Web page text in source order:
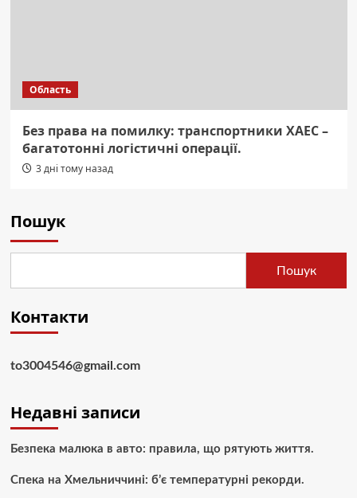
Область
Без права на помилку: транспортники ХАЕС –
багатотонні логістичні операції.
3 дні тому назад
Пошук
Пошук
Контакти
to3004546@gmail.com
Недавні записи
Безпека малюка в авто: правила, що рятують життя.
Спека на Хмельниччині: б’є температурні рекорди.